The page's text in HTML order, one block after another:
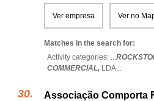
Ver empresa Ver no
Matches in the search for:
Activity categories: ...
COMMERCIAL, LDA...
Associação Comporta